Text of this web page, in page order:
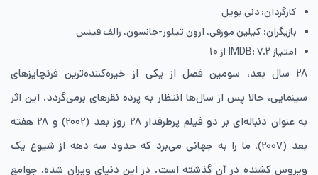
کارگردان: دنی بویل
بازیگران: کیلین مورفی، آرون تیلور-جانسون، رالف فینس
امتیاز IMDB: ۷.۲ از ۱۰
۲۸ سال بعد، سومین فصل از یکی از خیره‌کننده‌ترین فرنچایزهای
سینمایی، حالا پس از سال‌ها انتظار به پرده نقرهای برمی‌گردد. این اثر
به عنوان دنباله‌ای بر دو فیلم پرطرفدار ۲۸ روز بعد (۲۰۰۲) و ۲۸ هفته
بعد (۲۰۰۷)، ما را به جهانی می‌برد که حدود سه دهه از شیوع یک
ویروس کشنده در آن گذشته است. در این دنیای ویران ‌شده، جوامع